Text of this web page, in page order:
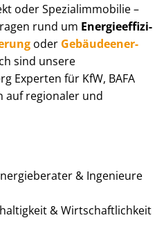
oder Spe­zi­al­im­mo­bi­lie –
rund um En­er­gie­ef­fi­zi­
oder Ge­bäu­de­en­er­
sind unsere
Experten für KfW, BAFA
auf regionaler und
& Ingenieure
& Wirt­schaft­lich­keit